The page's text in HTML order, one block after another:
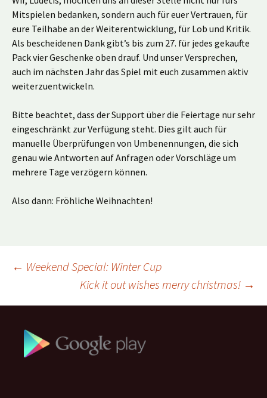
Mitspielen bedanken, sondern auch für euer Vertrauen, für
eure Teilhabe an der Weiterentwicklung, für Lob und Kritik.
Als bescheidenen Dank gibt’s bis zum 27. für jedes gekaufte
Pack vier Geschenke oben drauf. Und unser Versprechen,
auch im nächsten Jahr das Spiel mit euch zusammen aktiv
weiterzuentwickeln.
Bitte beachtet, dass der Support über die Feiertage nur sehr
eingeschränkt zur Verfügung steht. Dies gilt auch für
manuelle Überprüfungen von Umbenennungen, die sich
genau wie Antworten auf Anfragen oder Vorschläge um
mehrere Tage verzögern können.
Also dann: Fröhliche Weihnachten!
Beitragsnavigation
← Weekend Special: Winter Cup
Kick it out wishes merry christmas! →